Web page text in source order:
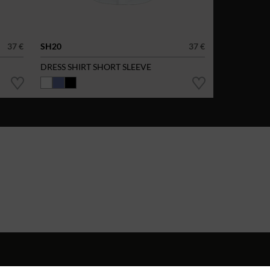
37 €
SH20
37 €
DRESS SHIRT SHORT SLEEVE